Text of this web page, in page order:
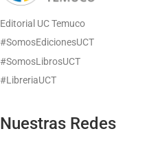
Editorial UC Temuco
#SomosEdicionesUCT
#SomosLibrosUCT
#LibreriaUCT
Nuestras Redes